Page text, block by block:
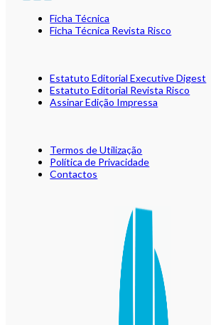
Ficha Técnica
Ficha Técnica Revista Risco
Estatuto Editorial Executive Digest
Estatuto Editorial Revista Risco
Assinar Edição Impressa
Termos de Utilização
Política de Privacidade
Contactos